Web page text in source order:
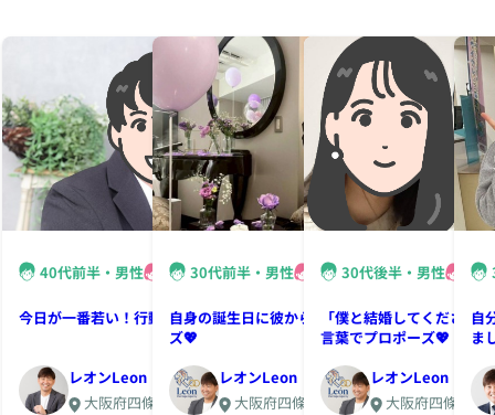
40代前半・男性 40代前半・女性
今日が一番若い！行動すれば変化が起きる🌈
レオンLeon
大阪府四條畷市西中野3丁目2‐18
30代前半・男性 30代前半・女性
自身の誕生日に彼からの素敵すぎるプロポー
ズ💖
レオンLeon
大阪府四條畷市西中野3丁目2‐18
30代後半・男性 30
「僕と結婚してください
言葉でプロポーズ💖
レオンLeon
大阪府四條畷市
自
ま